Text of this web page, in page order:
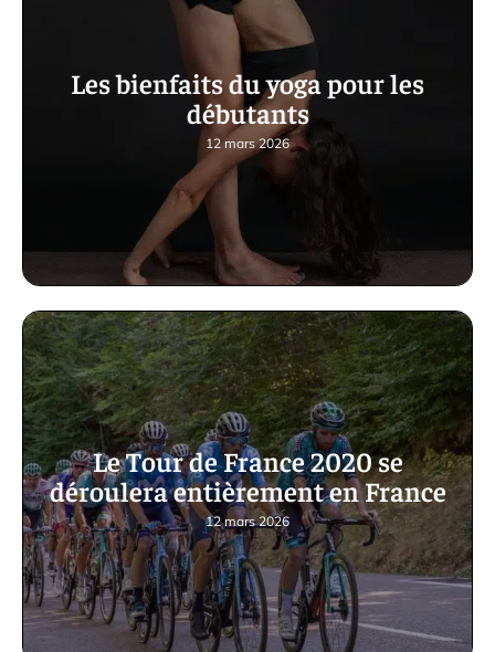
Les bienfaits du yoga pour les
débutants
12 mars 2026
Le Tour de France 2020 se
déroulera entièrement en France
12 mars 2026